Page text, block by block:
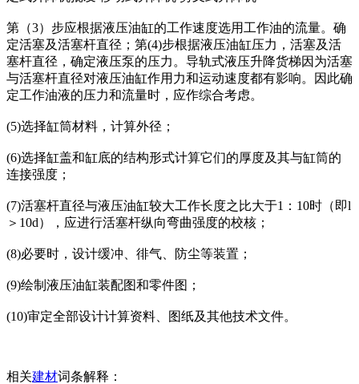
第（3）步应根据液压油缸的工作速度选用工作油的流量。确
定活塞及活塞杆直径；第(4)步根据液压油缸压力，活塞及活
塞杆直径，确定液压泵的压力。导轨式液压升降货梯因为活塞
与活塞杆直径对液压油缸作用力和运动速度都有影响。因此确
定工作油液的压力和流量时，应作综合考虑。
(5)选择缸筒材料，计算外径；
(6)选择缸盖和缸底的结构形式计算它们的厚度及其与缸筒的
连接强度；
(7)活塞杆直径与液压油缸较大工作长度之比大于1：10时（即l
＞10d），应进行活塞杆纵向弯曲强度的校核；
(8)必要时，设计缓冲、徘气、防尘等装置；
(9)绘制液压油缸装配图和零件图；
(10)审定全部设计计算资料、图纸及其他技术文件。
相关建材词条解释：